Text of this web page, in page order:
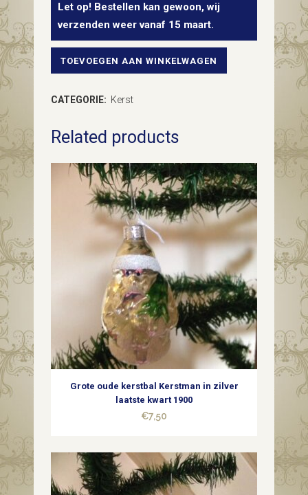
Let op! Bestellen kan gewoon, wij
verzenden weer vanaf 15 maart.
Antieke
een
grote
zilver
1e
TOEVOEGEN AAN WINKELWAGEN
CATEGORIE: Kerst
Related products
Grote oude kerstbal Kerstman in zilver
laatste kwart 1900
€7,50